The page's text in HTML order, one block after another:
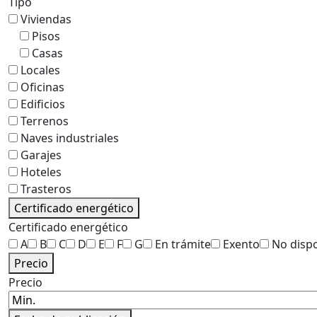
Viviendas
Pisos
Casas
Locales
Oficinas
Edificios
Terrenos
Naves industriales
Garajes
Hoteles
Trasteros
Certificado energético
Certificado energético
A
B C D E F G En trámite Exento
No
Precio
Precio